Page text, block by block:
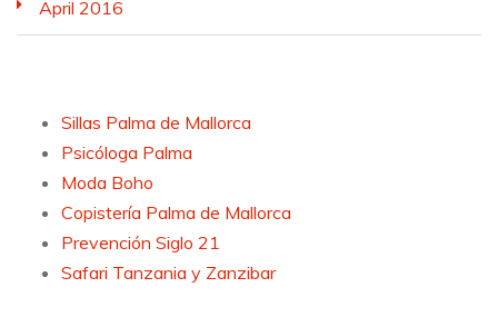
April 2016
Sillas Palma de Mallorca
Psicóloga Palma
Moda Boho
Copistería Palma de Mallorca
Prevención Siglo 21
Safari Tanzania y Zanzibar